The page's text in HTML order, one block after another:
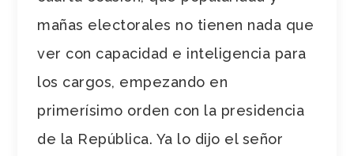
mañas electorales no tienen nada que
ver con capacidad e inteligencia para
los cargos, empezando en
primerísimo orden con la presidencia
de la República. Ya lo dijo el señor